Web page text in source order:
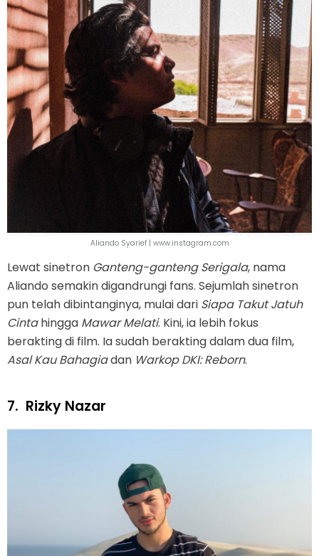
Aliando Syarief | www.instagram.com
Lewat sinetron Ganteng-ganteng Serigala, nama
Aliando semakin digandrungi fans. Sejumlah sinetron
pun telah dibintanginya, mulai dari Siapa Takut Jatuh
Cintahingga Mawar Melati. Kini, ia lebih fokus
berakting di film. Ia sudah berakting dalam dua film,
Asal Kau Bahagiadan Warkop DKI: Reborn.
7. Rizky Nazar